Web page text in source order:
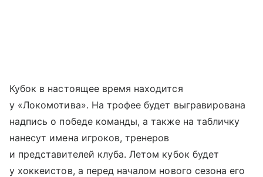
Кубок в настоящее время находится
у «Локомотива». На трофее будет выгравирована
надпись о победе команды, а также на табличку
нанесут имена игроков, тренеров
и представителей клуба. Летом кубок будет
у хоккеистов, а перед началом нового сезона его